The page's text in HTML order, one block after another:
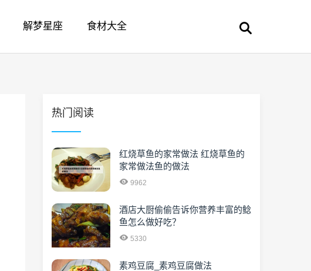
解梦星座 食材大全
热门阅读
红烧草鱼的家常做法 红烧草鱼的
家常做法鱼的做法
9962
酒店大厨偷偷告诉你营养丰富的鲶
鱼怎么做好吃？
5330
素鸡豆腐_素鸡豆腐做法